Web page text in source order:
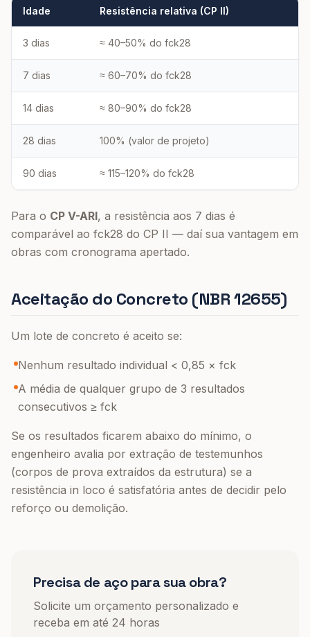
Idade Resistência relativa (CP II)
3 dias ≈ 40–50% do fck28
7 dias ≈ 60–70% do fck28
14 dias ≈ 80–90% do fck28
28 dias 100% (valor de projeto)
90 dias ≈ 115–120% do fck28
Para o CP V-ARI, a resistência aos 7 dias é
comparável ao fck28 do CP II — daí sua vantagem em
obras com cronograma apertado.
Aceitação do Concreto (NBR 12655)
Um lote de concreto é aceito se:
Nenhum resultado individual < 0,85 × fck
A média de qualquer grupo de 3 resultados
consecutivos ≥ fck
Se os resultados ficarem abaixo do mínimo, o
engenheiro avalia por extração de testemunhos
(corpos de prova extraídos da estrutura) se a
resistência in loco é satisfatória antes de decidir pelo
reforço ou demolição.
Precisa de aço para sua obra?
Solicite um orçamento personalizado e
receba em até 24 horas